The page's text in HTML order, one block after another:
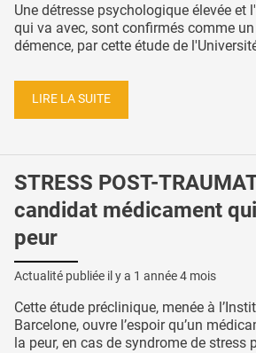
Une détresse psychologique élevée et
qui va avec, sont confirmés comme
démence, par cette étude de
LIRE LA SUITE
STRESS POST-
candidat médicament
peur
Actualité publiée il y a 1 année 4 mois
Cette étude préclinique, menée à
Barcelone, ouvre l’espoir qu’un
la peur, en cas de syndrome de stress